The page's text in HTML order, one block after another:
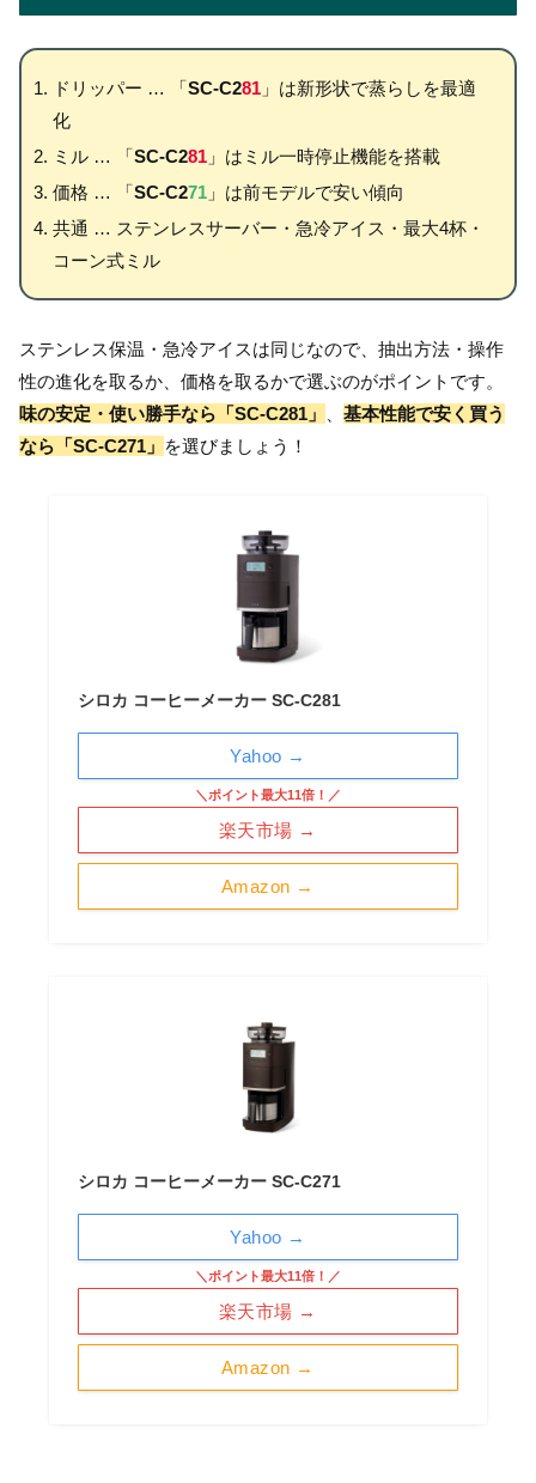
ドリッパー … 「SC-C281」は新形状で蒸らしを最適
化
ミル … 「SC-C281」はミル一時停止機能を搭載
価格 … 「SC-C271」は前モデルで安い傾向
共通 … ステンレスサーバー・急冷アイス・最大4杯・
コーン式ミル
ステンレス保温・急冷アイスは同じなので、抽出方法・操作
性の進化を取るか、価格を取るかで選ぶのがポイントです。
味の安定・使い勝手なら「SC-C281」
基本性能で安く買う
なら「SC-C271」 を選びましょう！
シロカ コーヒーメーカー SC-C281
Amazon →
＼ポイント最大11倍！／
楽天市場 →
Yahoo →
シロカ コーヒーメーカー SC-C271
Amazon →
＼ポイント最大11倍！／
楽天市場 →
Yahoo →